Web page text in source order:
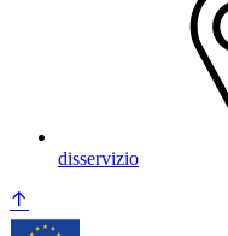
disservizio